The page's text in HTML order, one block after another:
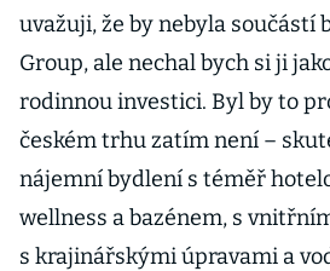
uvažuji, že by nebyla součástí
Group, ale nechal bych si ji
rodinnou investici. Byl by to
českém trhu zatím není –
nájemní bydlení s téměř
wellness a bazénem, s
s krajinářskými úpravami a